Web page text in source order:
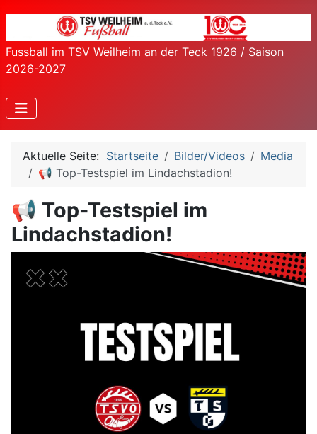
Fussball im TSV Weilheim an der Teck 1926 / Saison
2026-2027
Aktuelle Seite: Startseite Bilder/Videos
Media
📢 Top-Testspiel im Lindachstadion!
📢 Top-Testspiel im
Lindachstadion!